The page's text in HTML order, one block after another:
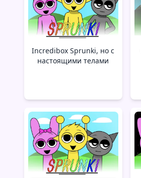
Incredibox Sprunki, но с
настоящими телами